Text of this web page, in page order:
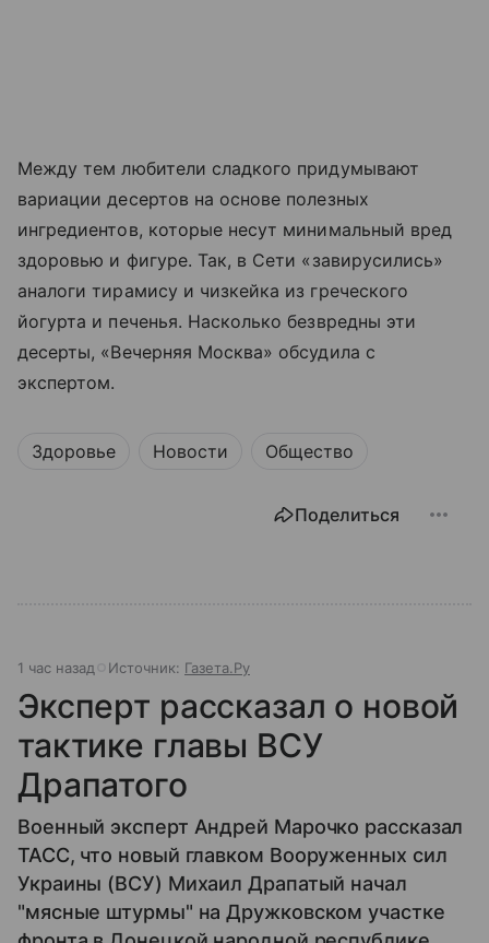
Между тем любители сладкого придумывают
вариации десертов на основе полезных
ингредиентов, которые несут минимальный вред
здоровью и фигуре. Так, в Сети «завирусились»
аналоги тирамису и чизкейка из греческого
йогурта и печенья. Насколько безвредны эти
десерты, «Вечерняя Москва» обсудила с
экспертом.
Здоровье Новости Общество
Поделиться
1 час назад Источник: Газета.Ру
Эксперт рассказал о новой
тактике главы ВСУ
Драпатого
Военный эксперт Андрей Марочко рассказал
ТАСС, что новый главком Вооруженных сил
Украины (ВСУ) Михаил Драпатый начал
"мясные штурмы" на Дружковском участке